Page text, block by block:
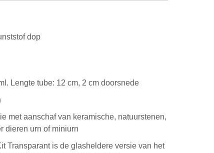
dop
Lengte tube: 12 cm, 2 cm doorsnede
met aanschaf van keramische, natuurstenen,
dieren urn of miniurn
Transparant is de glasheldere versie van het